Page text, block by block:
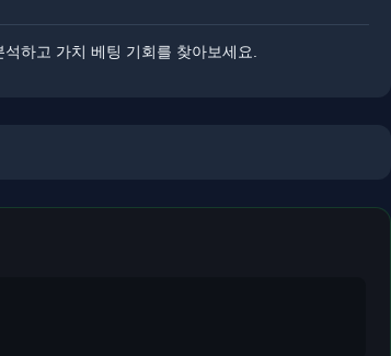
하고 가치 베팅 기회를 찾아보세요.